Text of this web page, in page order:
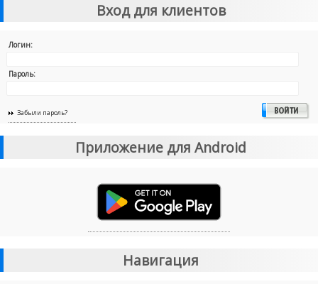
Вход для клиентов
Логин:
Пароль:
Забыли пароль?
Приложение для Android
Навигация